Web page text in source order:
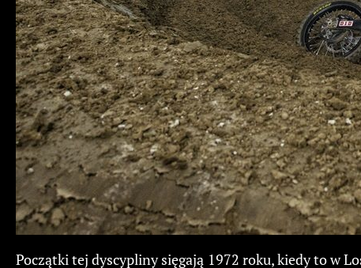
Początki tej dyscypliny sięgają 1972 roku, kiedy to w